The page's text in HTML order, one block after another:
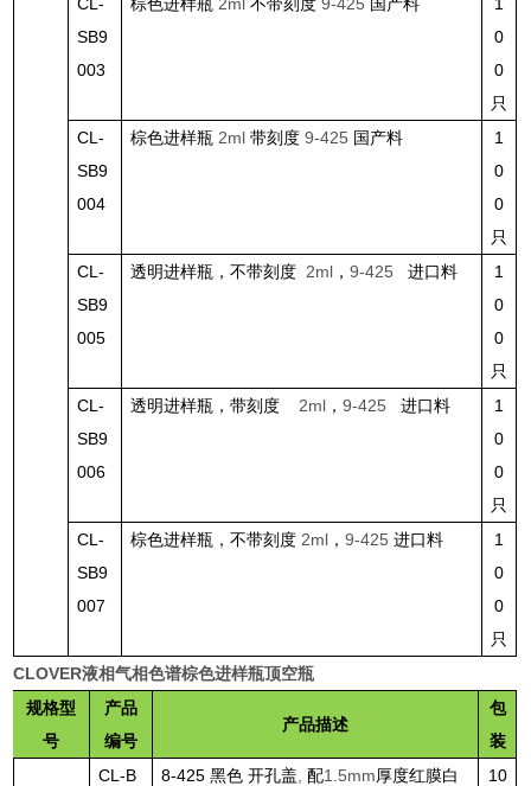
SB9
003
0
0
只
CL-
SB9
004
棕色进样瓶 2ml带刻度 9-425 国产料
1
0
0
只
CL-
SB9
005
透明进样瓶，不带刻度 2ml ，9-425 进口料
1
0
0
只
CL-
SB9
006
透明进样瓶，带刻度 2ml ，9-425 进口料
1
0
0
只
CL-
SB9
007
棕色进样瓶，不带刻度 2ml ，9-425进口料
1
0
0
只
CLOVER液相气相色谱棕色进样瓶顶空瓶
规格型
号
产品
编号
产品描述
包
装
CL-B
8-425黑色 开孔盖 ,配1.5mm厚度红膜白
10